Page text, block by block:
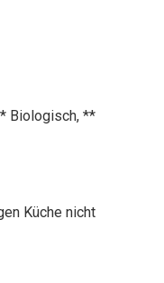
Biologisch, **
Küche nicht